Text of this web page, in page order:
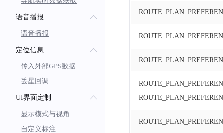
语音播报
语音播报
定位信息
传入外部GPS数据
丢星回调
UI界面定制
显示模式与视角
自定义标注